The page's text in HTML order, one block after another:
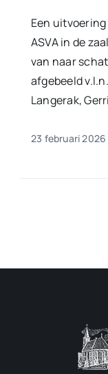
Een
ASVA in de
van naar
afgebeeld
Langerak,
23 februari 2026